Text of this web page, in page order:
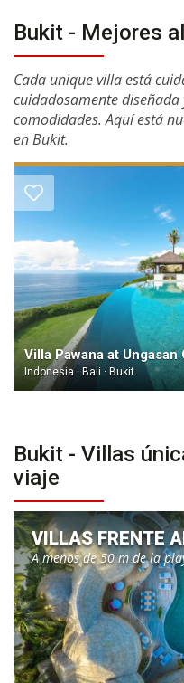
Bukit - Mejores
Cada unique villa está
cuidadosamente
comodidades. Aquí está
en Bukit.
Indonesia · Bali · Bukit
Bukit - Villas
viaje
VILLAS FRENTE
A menos de 50 m de la